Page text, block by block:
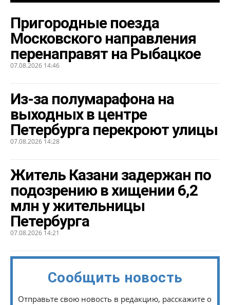
Пригородные поезда
Московского направления
перенаправят на Рыбацкое
07.08.2026 14:46
Из-за полумарафона на
выходных в центре
Петербурга перекроют улицы
07.08.2026 14:28
Житель Казани задержан по
подозрению в хищении 6,2
млн у жительницы
Петербурга
07.08.2026 14:21
Сообщить новость
Отправьте свою новость в редакцию, расскажите о